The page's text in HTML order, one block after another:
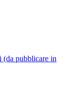
pubblicare in